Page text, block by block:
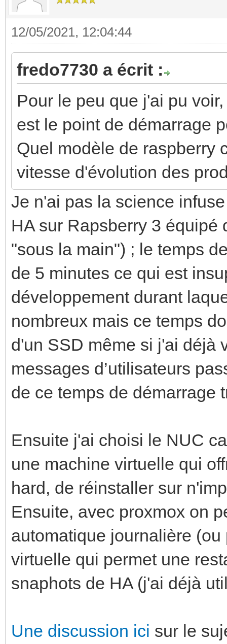
12/05/2021, 12:04:44
fredo7730 a écrit :
Pour le peu que j'ai pu
est le point de démarrage
Quel modèle de raspberry
vitesse d'évolution des
Je n'ai pas la science
HA sur Rapsberry 3 équipé
"sous la main") ; le temps
de 5 minutes ce qui est
développement durant
nombreux mais ce temps
d'un SSD même si j'ai déjà
messages d’utilisateurs
de ce temps de démarrage
Ensuite j'ai choisi le NUC
une machine virtuelle qui
hard, de réinstaller sur
Ensuite, avec proxmox on
automatique journalière
virtuelle qui permet une
snaphots de HA (j'ai déjà
Une discussion ici sur le